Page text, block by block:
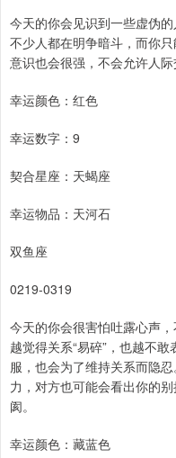
今天的你会见识到一些虚伪的
不少人都在明争暗斗，而你
意识也会很强，不会允许人际
幸运颜色：红色
幸运数字：9
契合星座：天蝎座
幸运物品：天河石
双鱼座
0219-0319
今天的你会很害怕吐露心声
越觉得关系“易碎”，也越不
服，也会为了维持关系而隐
力，对方也可能会看出你的
阂。
幸运颜色：藏蓝色